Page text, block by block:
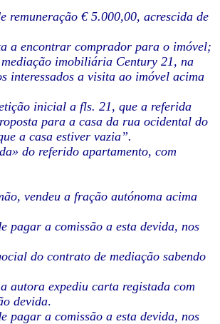
€ 5.000,00, acrescida de
a encontrar comprador para o imóvel;
imobiliária Century 21, na
interessados a visita ao imóvel acima
inicial a fls. 21, que a referida
para a casa da rua ocidental do
a casa estiver vazia”.
do referido apartamento, com
vendeu a fração autónoma acima
pagar a comissão a esta devida, nos
do contrato de mediação sabendo
autora expediu carta registada com
devida.
pagar a comissão a esta devida, nos